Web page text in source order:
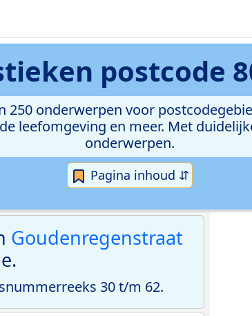
postcode
250 onderwerpen voor
leefomgeving en meer. Met
onderwerpen.
Pagina inhoud ⇵
Goudenregenstraat
30 t/m 62.